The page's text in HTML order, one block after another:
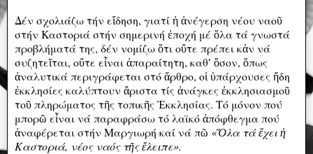
Δέν σχολιάζω τήν εἴδηση, γιατί ἡ ἀνέγερση νέου ναοῦ
στήν Καστοριά στήν σημερινή ἐποχή μέ ὅλα τά γνωστά
προβλήματά της, δέν νομίζω ὅτι οὔτε πρέπει κἀν νά
συζητεῖται, οὔτε εἷναι ἀπαραίτητη, καθʹ ὅσον, ὅπως
ἀναλυτικά περιγράφεται στό ἄρθρο, οἱ ὑπάρχουσες ἤδη
ἐκκλησίες καλύπτουν ἄριστα τίς ἀνάγκες ἐκκλησιασμοῦ
τοῦ πληρώματος τῆς τοπικῆς Ἐκκλησίας. Τό μόνον πού
μπορῶ εἶναι νά παραφράσω τό λαϊκό ἀπόφθεγμα πού
ἀναφέρεται στήν Μαργιωρή καί νά πῶ «Ὅλα τά ἔχει ἡ
Καστοριά, νέος ναός τῆς ἔλειπε».